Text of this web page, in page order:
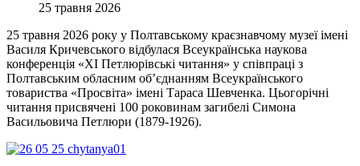
25 травня 2026
25 травня 2026 року у Полтавському краєзнавчому музеї імені
Василя Кричевського відбулася Всеукраїнська наукова
конференція «ХІ Петлюрівські читання» у співпраці з
Полтавським обласним об’єднанням Всеукраїнського
товариства «Просвіта» імені Тараса Шевченка. Цьогорічні
читання присвячені 100 роковинам загибелі Симона
Васильовича Петлюри (1879-1926).